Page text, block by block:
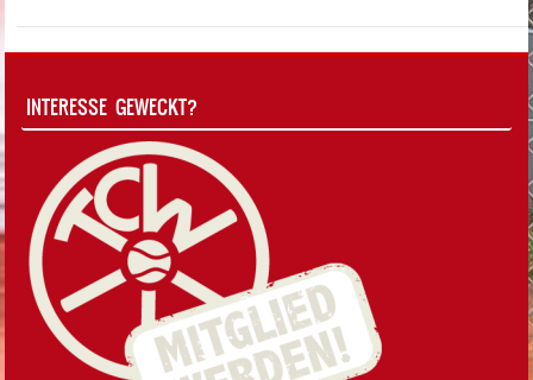
INTERESSE GEWECKT?